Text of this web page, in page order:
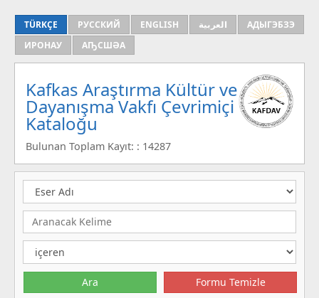
TÜRKÇE РУССКИЙ ENGLISH العربية
АДЫГЭБЗЭ
ИРОНАУ
АҦСШӘА
Kafkas Araştırma Kültür ve
Dayanışma Vakfı Çevrimiçi
Kataloğu
Bulunan Toplam Kayıt: : 14287